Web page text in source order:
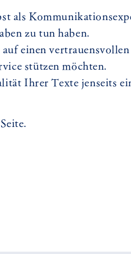
als
zu tun haben.
einen
stützen möchten.
Ihrer Texte jenseits